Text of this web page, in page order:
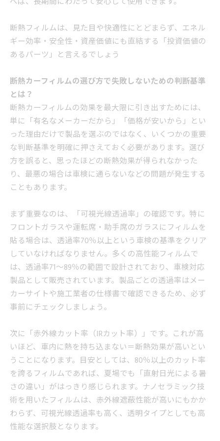
断熱フィルムは、見た目や快適性にとどまらず、エネル
ギー効率・安全性・資産価値にも直結する「投資価値の
あるパーツ」と言えるでしょう
断熱カーフィルムの選び方で失敗しないための判断基準
とは？
断熱カーフィルムの効果を最大限に引き出すためには、
単に「有名なメーカーだから」「価格が安いから」とい
った理由だけで製品を選ぶのではなく、いくつかの重要
な判断基準を明確に押さえておく必要があります。選び
方を誤ると、思ったほどの断熱効果が得られなかった
り、最悪の場合は車検に通らないなどの問題が発生する
こともあります。
まず重要なのは、「可視光線透過率」の確認です。特に
フロントガラスや運転席・助手席のガラスにフィルムを
貼る場合は、透過率70％以上という車検の基準をクリア
していなければなりません。多くの高性能フィルムで
は、透過率71〜89％の範囲で設計されており、車検対応
製品として販売されています。製品ごとの透過率はメー
カーサイトや施工業者の仕様書で確認できるため、必ず
事前にチェックしましょう。
次に「赤外線カット率（IRカット率）」です。これが高
いほど、車内に熱を持ち込まない＝断熱効果が高いとい
うことになります。目安としては、80％以上のカット率
を誇るフィルムであれば、夏場でも「直射日光による暑
さの違い」がはっきり感じられます。ナノセラミック技
術を用いたフィルムは、赤外線遮蔽性能が高いにもかか
わらず、可視光線透過率も高く、透明タイプとしても高
性能な選択肢となります。